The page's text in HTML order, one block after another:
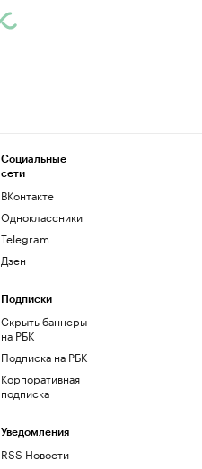
Социальные
сети
ВКонтакте
Одноклассники
Telegram
Дзен
Подписки
Скрыть баннеры
на РБК
Подписка на РБК
Корпоративная
подписка
Уведомления
RSS Новости